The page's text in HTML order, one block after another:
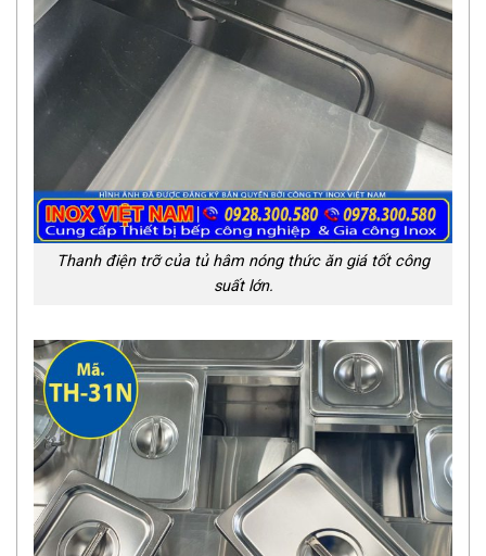
Thanh điện trỡ của tủ hâm nóng thức ăn giá tốt công
suất lớn.